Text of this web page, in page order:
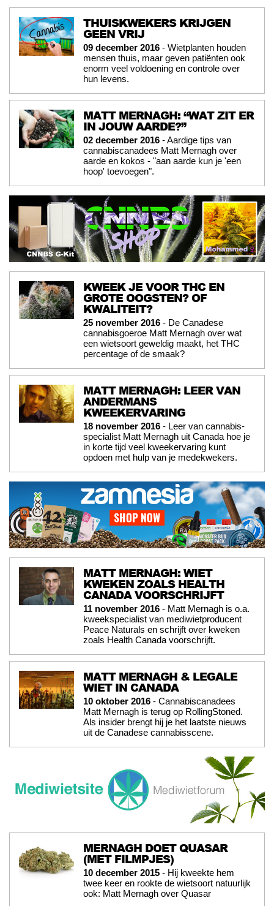
THUISKWEKERS KRIJGEN
GEEN VRIJ
09 december 2016 - Wietplanten houden
mensen thuis, maar geven patiënten ook
enorm veel voldoening en controle over
hun levens.
MATT MERNAGH: “WAT ZIT ER
IN JOUW AARDE?”
02 december 2016 - Aardige tips van
cannabiscanadees Matt Mernagh over
aarde en kokos - "aan aarde kun je 'een
hoop' toevoegen".
KWEEK JE VOOR THC EN
GROTE OOGSTEN? OF
KWALITEIT?
25 november 2016 - De Canadese
cannabisgoeroe Matt Mernagh over wat
een wietsoort geweldig maakt, het THC
percentage of de smaak?
MATT MERNAGH: LEER VAN
ANDERMANS
KWEEKERVARING
18 november 2016 - Leer van cannabis-
specialist Matt Mernagh uit Canada hoe je
in korte tijd veel kweekervaring kunt
opdoen met hulp van je medekwekers.
MATT MERNAGH: WIET
KWEKEN ZOALS HEALTH
CANADA VOORSCHRIJFT
11 november 2016 - Matt Mernagh is o.a.
kweekspecialist van mediwietproducent
Peace Naturals en schrijft over kweken
zoals Health Canada voorschrijft.
MATT MERNAGH & LEGALE
WIET IN CANADA
10 oktober 2016 - Cannabiscanadees
Matt Mernagh is terug op RollingStoned.
Als insider brengt hij je het laatste nieuws
uit de Canadese cannabisscene.
MERNAGH DOET QUASAR
(MET FILMPJES)
10 december 2015 - Hij kweekte hem
twee keer en rookte de wietsoort natuurlijk
ook: Matt Mernagh over Quasar